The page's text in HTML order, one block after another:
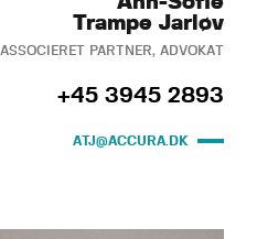
Trampe Jarløv
ASSOCIERET PARTNER, ADVOKAT
+45 3945 2893
ATJ@ACCURA.DK